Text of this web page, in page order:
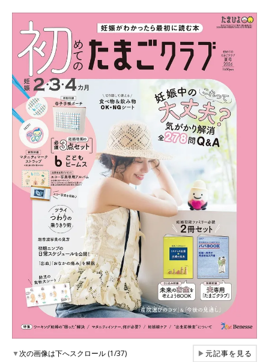
▼次の画像は下へスクロール (1/37) ▶元記事を見る